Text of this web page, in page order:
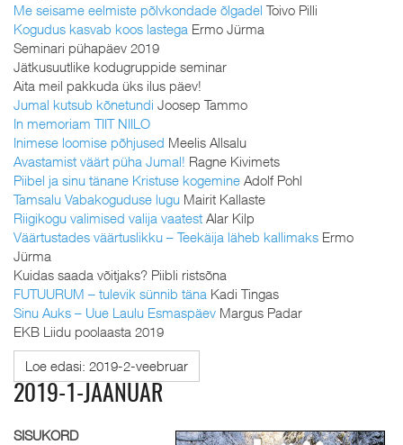
Me seisame eelmiste põlvkondade õlgadel Toivo Pilli
Kogudus kasvab koos lastega Ermo Jürma
Seminari pühapäev 2019
Jätkusuutlike kodugruppide seminar
Aita meil pakkuda üks ilus päev!
Jumal kutsub kõnetundi Joosep Tammo
In memoriam TIIT NIILO
Inimese loomise põhjused Meelis Allsalu
Avastamist väärt püha Jumal! Ragne Kivimets
Piibel ja sinu tänane Kristuse kogemine Adolf Pohl
Tamsalu Vabakoguduse lugu Mairit Kallaste
Riigikogu valimised valija vaatest Alar Kilp
Väärtustades väärtuslikku – Teekäija läheb kallimaks Ermo
Jürma
Kuidas saada võitjaks? Piibli ristsõna
FUTUURUM – tulevik sünnib täna Kadi Tingas
Sinu Auks – Uue Laulu Esmaspäev Margus Padar
EKB Liidu poolaasta 2019
Loe edasi: 2019-2-veebruar
2019-1-JAANUAR
SISUKORD